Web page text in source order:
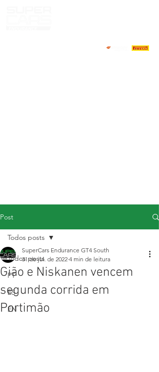
Post
Todos posts
PT
ES
EN
Todos posts
Gião e Niskanen vencem
segunda corrida em
Portimão
SuperCars Endurance GT4 South
31 de jul. de 2022 4 min de leitura